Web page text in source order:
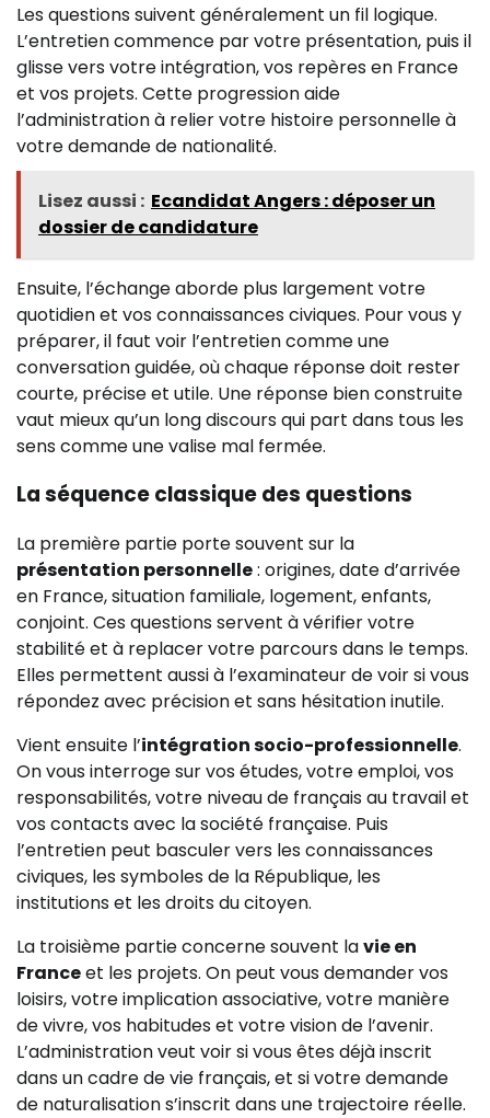
Les questions suivent généralement un fil logique.
L’entretien commence par votre présentation, puis il
glisse vers votre intégration, vos repères en France
et vos projets. Cette progression aide
l’administration à relier votre histoire personnelle à
votre demande de nationalité.
Lisez aussi : Ecandidat Angers : déposer un
dossier de candidature
Ensuite, l’échange aborde plus largement votre
quotidien et vos connaissances civiques. Pour vous y
préparer, il faut voir l’entretien comme une
conversation guidée, où chaque réponse doit rester
courte, précise et utile. Une réponse bien construite
vaut mieux qu’un long discours qui part dans tous les
sens comme une valise mal fermée.
La séquence classique des questions
La première partie porte souvent sur la
présentation personnelle: origines, date d’arrivée
en France, situation familiale, logement, enfants,
conjoint. Ces questions servent à vérifier votre
stabilité et à replacer votre parcours dans le temps.
Elles permettent aussi à l’examinateur de voir si vous
répondez avec précision et sans hésitation inutile.
Vient ensuite l’intégration socio-professionnelle.
On vous interroge sur vos études, votre emploi, vos
responsabilités, votre niveau de français au travail et
vos contacts avec la société française. Puis
l’entretien peut basculer vers les connaissances
civiques, les symboles de la République, les
institutions et les droits du citoyen.
La troisième partie concerne souvent lavie en
Franceet les projets. On peut vous demander vos
loisirs, votre implication associative, votre manière
de vivre, vos habitudes et votre vision de l’avenir.
L’administration veut voir si vous êtes déjà inscrit
dans un cadre de vie français, et si votre demande
de naturalisation s’inscrit dans une trajectoire réelle.